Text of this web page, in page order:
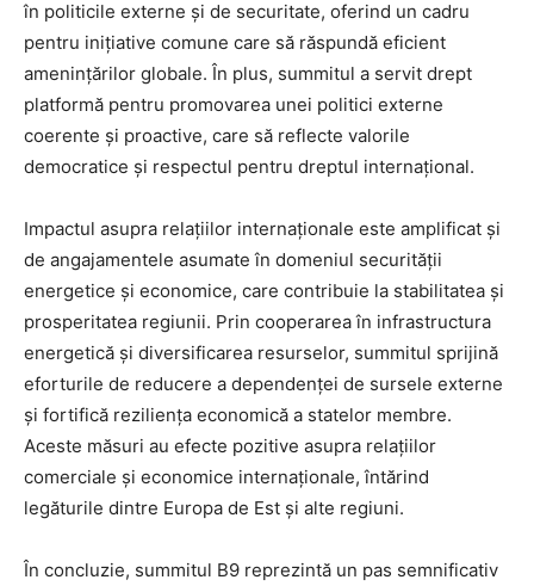
în politicile externe și de securitate, oferind un cadru
pentru inițiative comune care să răspundă eficient
amenințărilor globale. În plus, summitul a servit drept
platformă pentru promovarea unei politici externe
coerente și proactive, care să reflecte valorile
democratice și respectul pentru dreptul internațional.
Impactul asupra relațiilor internaționale este amplificat și
de angajamentele asumate în domeniul securității
energetice și economice, care contribuie la stabilitatea și
prosperitatea regiunii. Prin cooperarea în infrastructura
energetică și diversificarea resurselor, summitul sprijină
eforturile de reducere a dependenței de sursele externe
și fortifică reziliența economică a statelor membre.
Aceste măsuri au efecte pozitive asupra relațiilor
comerciale și economice internaționale, întărind
legăturile dintre Europa de Est și alte regiuni.
În concluzie, summitul B9 reprezintă un pas semnificativ